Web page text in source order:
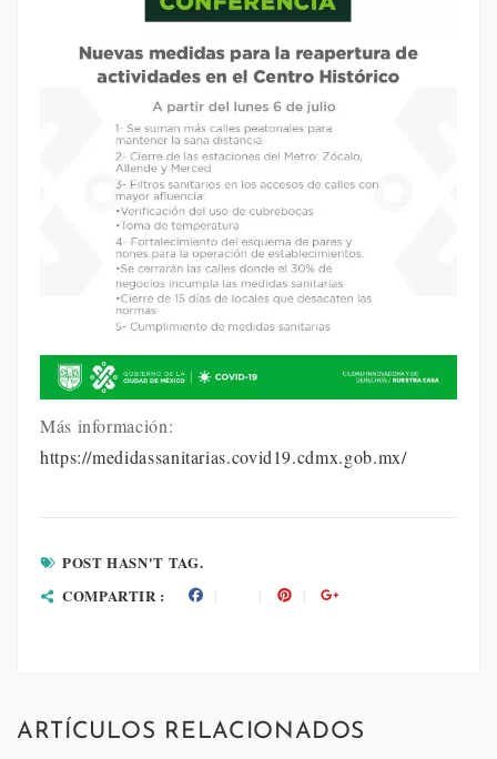
Más información:
https://medidassanitarias.covid19.cdmx.gob.mx/
POST HASN'T TAG.
COMPARTIR :
ARTÍCULOS RELACIONADOS